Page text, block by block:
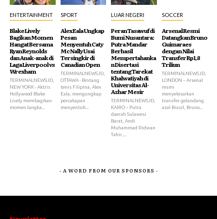
ENTERTAINMENT
Blake Lively
Bagikan Momen
Hangat Bersama
Ryan Reynolds
dan Anak-anak di
Laga Liverpool vs
Wrexham
TERMINALNEWS.ID,
NEW YORK - Aktris
Hollywood Blake
Lively membagikan
momen langka...
SPORT
Alex Eala Ungkap
Pesan
Menyentuh Caty
McNally Usai
Tersingkir di
Canadian Open
TERMINALNEWS.ID,
OTTAWA - Bintang
tenis Filipina, Alex
Eala, mengungkap
percakapan
menyentuh...
LUAR NEGERI
Peran Tasawuf di
Bumi Nusantara:
Putra Mandar
Berhasil
Mempertahanka
n Disertasi
tentang Tarekat
Khalwatiyah di
Universitas Al-
Azhar Mesir
TERMINALNEWS.ID,
KAIRO – Putra
daerah Sulawesi
Barat, Andi
Muhammad Ridwan
Tahir,...
SOCCER
Arsenal Resmi
Datangkan Bruno
Guimaraes
dengan Nilai
Transfer Rp1,8
Triliun
TERMINALNEWS.ID,
LONDON – Arsenal
resmi
menyelesaikan
transfer gelandang
asal Brasil, Bruno...
- A WORD FROM OUR SPONSORS -